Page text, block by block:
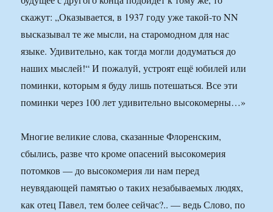
скажут: „Оказывается, в 1937 году уже такой-то NN
высказывал те же мысли, на старомодном для нас
языке. Удивительно, как тогда могли додуматься до
наших мыслей!“ И пожалуй, устроят ещё юбилей или
поминки, которым я буду лишь потешаться. Все эти
поминки через 100 лет удивительно высокомерны…»
Многие великие слова, сказанные Флоренским,
сбылись, разве что кроме опасений высокомерия
потомков — до высокомерия ли нам перед
неувядающей памятью о таких незабываемых людях,
как отец Павел, тем более сейчас?.. — ведь Слово, по